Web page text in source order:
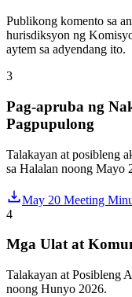
Publikong komento sa
hurisdiksyon ng
aytem sa adyendang ito.
3
Pag-apruba ng
Pagpupulong
Talakayan at posibleng
sa Halalan noong Mayo
May 20 Meeting
4
Mga Ulat at
Talakayan at Posibleng
noong Hunyo 2026.